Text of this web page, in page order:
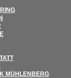
MÜHLENBERG